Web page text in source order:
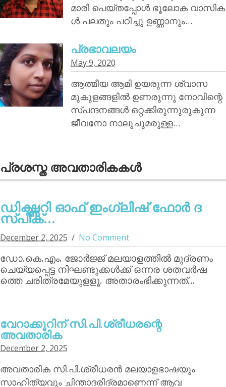
മാരി പെയ്തപ്പോൾ ഭൂലോക വാസിക
ൾ പലതും പഠിച്ചു ഉണ്ണാനും…
പ്രഭാവലയം
May 9, 2020
ആത്മീയ ആമി ഉയരുന്ന ശ്വാസ
മുകുളങ്ങളിൽ ഉണരുന്നു നോവിന്റെ
സ്പന്ദനങ്ങൾ ഒറ്റക്കിരുന്നുരുകുന്ന
ജീവനോ നാലുചുമരുള്ള…
പ്രശസ്ത അവതാരികകള്‍
ഡിക്ഷ്ണറി ഓഫ് ഇംഗ്ലിഷ് ഫോര്‍ ദ
സ്പീക്...
December 2, 2025 No Comment
ഡോ.കെ.എം. ജോര്‍ജ്ജ് മലയാളത്തില്‍ മുദ്രണം
ചെയ്യപ്പെട്ട നിഘണ്ടുക്കള്‍ക്ക് ഒന്നര ശതവര്‍ഷ
ത്തെ ചരിത്രമേയുളളൂ. അതാരംഭിക്കുന്നത്…
വേറാക്കൂറിന്‌ സി.പി.ശ്രീധരന്റെ
അവതാരിക
December 2, 2025
അവതാരിക സി.പി.ശ്രീധരന്‍ മലയാളഭാഷയും
സാഹിത്യവും ചിന്താദരിദ്രമാണെന്ന് ആവ